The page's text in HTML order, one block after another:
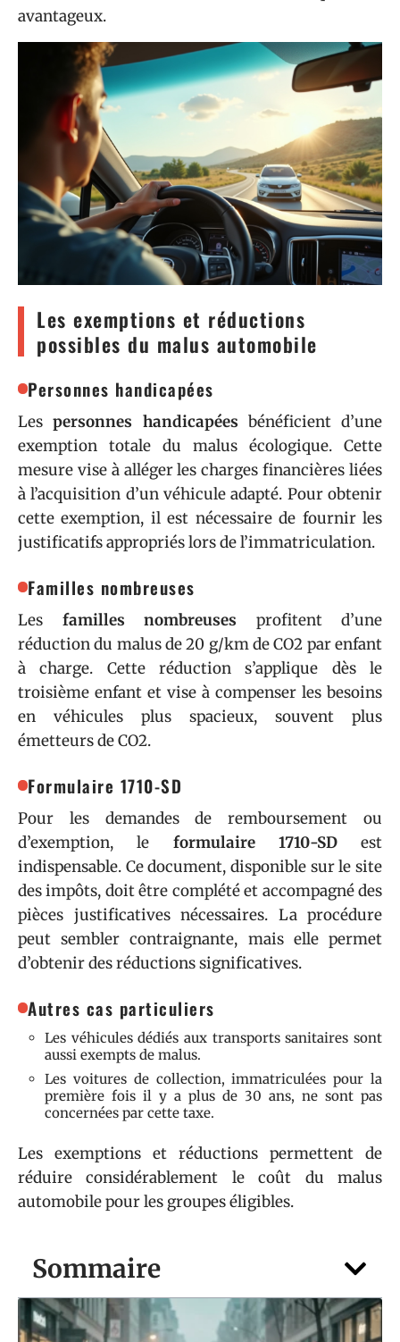
Sommaire
avantageux.
Les exemptions et réductions
possibles du malus automobile
Personnes handicapées
Lespersonnes handicapées bénéficient d’une
exemption totale du malus écologique. Cette
mesure vise à alléger les charges financières liées
à l’acquisition d’un véhicule adapté. Pour obtenir
cette exemption, il est nécessaire de fournir les
justificatifs appropriés lors de l’immatriculation.
Familles nombreuses
Les familles nombreuses profitent d’une
réduction du malus de 20 g/km de CO2 par enfant
à charge. Cette réduction s’applique dès le
troisième enfant et vise à compenser les besoins
en véhicules plus spacieux, souvent plus
émetteurs de CO2.
Formulaire 1710-SD
Pour les demandes de remboursement ou
d’exemption, le formulaire 1710-SDest
indispensable. Ce document, disponible sur le site
des impôts, doit être complété et accompagné des
pièces justificatives nécessaires. La procédure
peut sembler contraignante, mais elle permet
d’obtenir des réductions significatives.
Autres cas particuliers
Les véhicules dédiés aux transports sanitaires sont
aussi exempts de malus.
Les voitures de collection, immatriculées pour la
première fois il y a plus de 30 ans, ne sont pas
concernées par cette taxe.
Les exemptions et réductions permettent de
réduire considérablement le coût du malus
automobile pour les groupes éligibles.